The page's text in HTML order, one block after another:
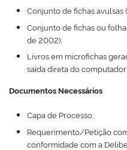
Serviços
Legislação
Plenária
Auxiliares de
Contato
Conjunto de fichas avulsas
Conjunto de fichas ou
de 2002);
Livros em microfichas
saída direta do computador
Documentos Necessários
Capa de Processo;
Requerimento/Petição
conformidade com a